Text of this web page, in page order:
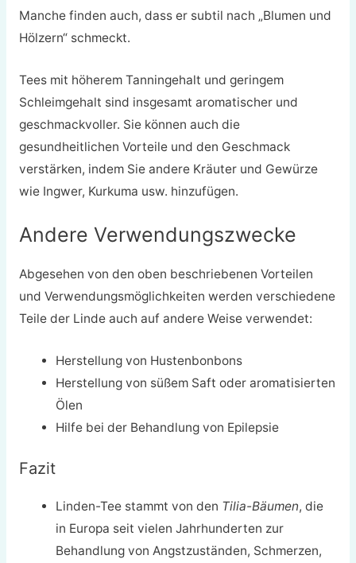
Manche finden auch, dass er subtil nach „Blumen und
Hölzern“ schmeckt.
Tees mit höherem Tanningehalt und geringem
Schleimgehalt sind insgesamt aromatischer und
geschmackvoller. Sie können auch die
gesundheitlichen Vorteile und den Geschmack
verstärken, indem Sie andere Kräuter und Gewürze
wie Ingwer, Kurkuma usw. hinzufügen.
Andere Verwendungszwecke
Abgesehen von den oben beschriebenen Vorteilen
und Verwendungsmöglichkeiten werden verschiedene
Teile der Linde auch auf andere Weise verwendet:
Herstellung von Hustenbonbons
Herstellung von süßem Saft oder aromatisierten
Ölen
Hilfe bei der Behandlung von Epilepsie
Fazit
Linden-Tee stammt von den Tilia-Bäumen, die
in Europa seit vielen Jahrhunderten zur
Behandlung von Angstzuständen, Schmerzen,